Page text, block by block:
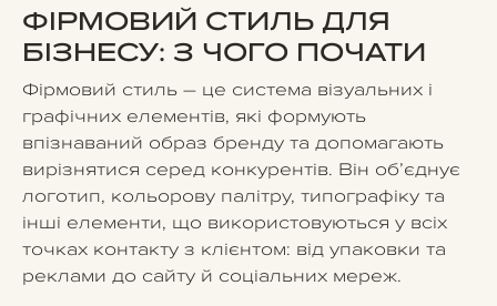
ФІРМОВИЙ СТИЛЬ ДЛЯ
БІЗНЕСУ: З ЧОГО ПОЧАТИ
Фірмовий стиль – це система візуальних і
графічних елементів, які формують
впізнаваний образ бренду та допомагають
вирізнятися серед конкурентів. Він об’єднує
логотип, кольорову палітру, типографіку та
інші елементи, що використовуються у всіх
точках контакту з клієнтом: від упаковки та
реклами до сайту й соціальних мереж.